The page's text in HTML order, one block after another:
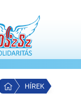
HÍREK